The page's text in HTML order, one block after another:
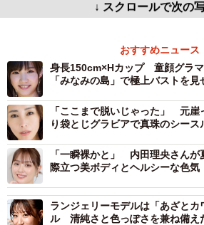
↓ スクロールで次の
おすすめニュース
身長150cm×Hカップ 童顔グラ
「みなみの島」で極上バストを見
「ここまで脱いじゃった」 元
り袋とじグラビアで真珠のシース
「一瞬裸かと」 内田理央さん
際立つ美ボディとヘルシーな色気
ランジェリーモデルは「あざと
ル 清純さと色っぽさを兼ね備え